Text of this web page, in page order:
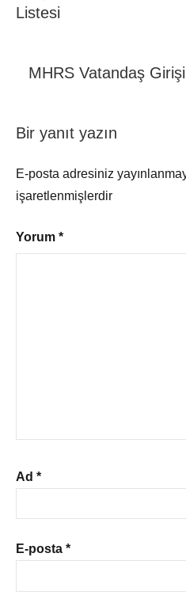
Listesi
MHRS Vatandaş
Bir yanıt yazın
E-posta adresiniz
işaretlenmişlerdir
Yorum *
Ad *
E-posta *